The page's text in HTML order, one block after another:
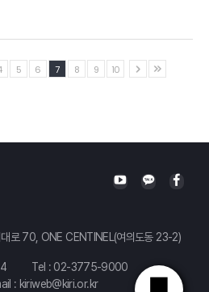
5 6 7 8 9 10
로 70, ONE CENTINEL(여의도동 23-2)
Tel : 02-3775-9000
: kiriweb@kiri.or.kr